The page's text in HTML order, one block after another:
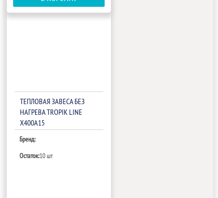
ТЕПЛОВАЯ ЗАВЕСА БЕЗ
НАГРЕВА TROPIK LINE
Х400A15
Бренд:
Остаток:10 шт